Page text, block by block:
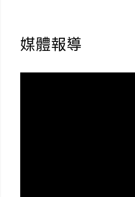
媒體報導